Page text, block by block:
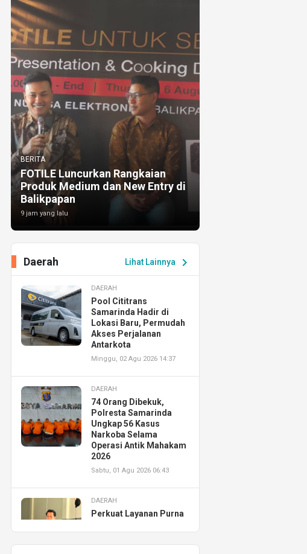
BERITA
FOTILE Luncurkan Rangkaian
Produk Medium dan New Entry di
Balikpapan
9 jam yang lalu
Lihat Lainnya chevron_right
Daerah
DAERAH
Pool Cititrans
Samarinda Hadir di
Lokasi Baru, Permudah
Akses Perjalanan
Antarkota
Minggu, 02 Agu 2026 14:37
DAERAH
74 Orang Dibekuk,
Polresta Samarinda
Ungkap 56 Kasus
Narkoba Selama
Operasi Antik Mahakam
2026
Sabtu, 01 Agu 2026 06:43
DAERAH
Perkuat Layanan Purna
Resmikan AHASS